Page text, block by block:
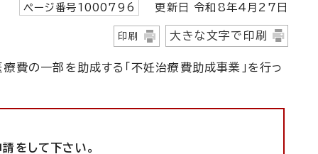
ページ番号1000796 更新日 令和8年4月27日
印刷 大きな文字で印刷
費の一部を助成する「不妊治療費助成事業」を行っ
をして下さい。